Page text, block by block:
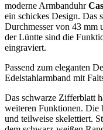
moderne Armbanduhr
ein schickes Design. Das
Durchmesser von 43 mm
der Lüntte sind die
eingraviert.
Passend zum eleganten
Edelstahlarmband mit
Das schwarze Zifferblatt
weiteren Funktionen. Die
und teilweise skelettiert.